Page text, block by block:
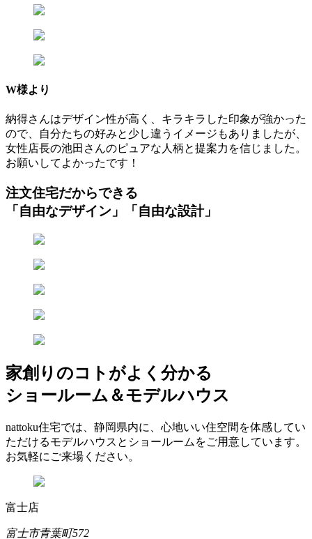
W様より
納得さんはデザイン性が高く、キラキラした印象が強かった
ので、自分たちの好みと少し違うイメージもありましたが、
女性店長の池田さんのピュアな人柄と提案力を信じました。
お願いしてよかったです！
注文住宅だからできる
「自由なデザイン」「自由な設計」
家創りのコトがよく分かる
ショールーム＆モデルハウス
nattoku住宅では、静岡県内に、心地いい住空間を体感してい
ただけるモデルハウスとショールームをご用意しています。
お気軽にご来場ください。
富士店
富士市青葉町572